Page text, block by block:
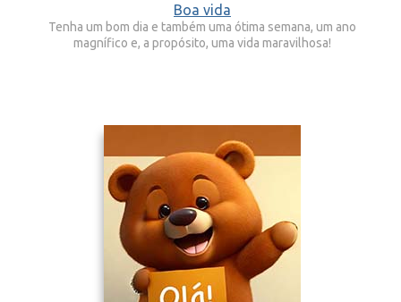
Boa vida
Tenha um bom dia e também uma ótima semana, um ano
magnífico e, a propósito, uma vida maravilhosa!